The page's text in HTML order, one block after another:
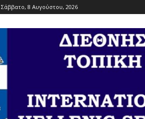
Σάββατο, 8 Αυγούστου, 2026